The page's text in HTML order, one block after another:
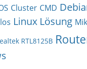
Cluster CMD
Linux Lösung
RTL8125B